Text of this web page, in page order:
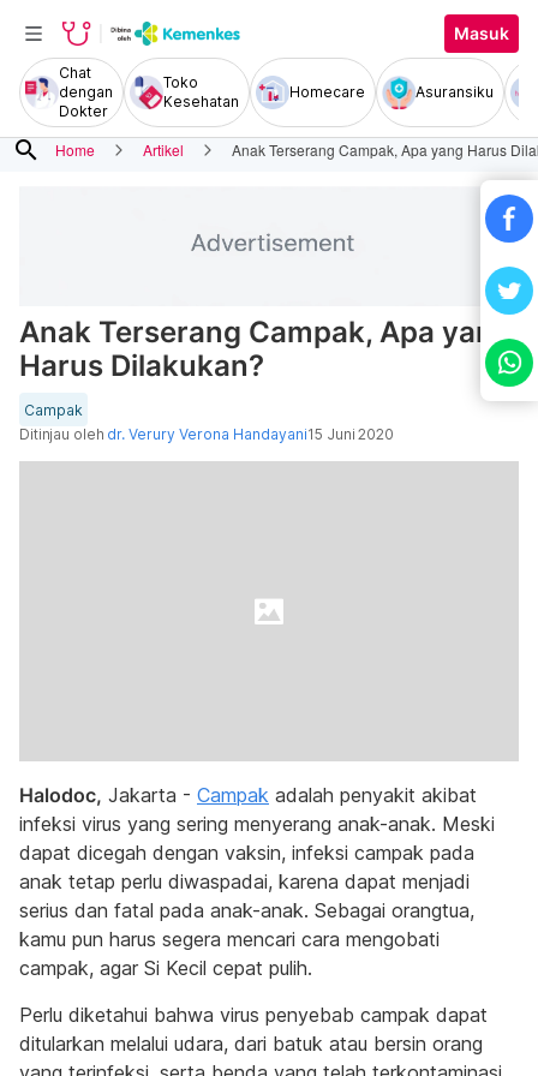
Masuk
Chat
dengan
Dokter
Toko
Kesehatan
Homecare Asuransiku
search Home Artikel Anak Terserang Campak, Apa yang Harus
Anak Terserang Campak, Apa yang
Harus Dilakukan?
Campak
Ditinjau oleh dr. Verury Verona Handayani15 Juni 2020
Halodoc, Jakarta - Campak adalah penyakit akibat
infeksi virus yang sering menyerang anak-anak. Meski
dapat dicegah dengan vaksin, infeksi campak pada
anak tetap perlu diwaspadai, karena dapat menjadi
serius dan fatal pada anak-anak. Sebagai orangtua,
kamu pun harus segera mencari cara mengobati
campak, agar Si Kecil cepat pulih.
Perlu diketahui bahwa virus penyebab campak dapat
ditularkan melalui udara, dari batuk atau bersin orang